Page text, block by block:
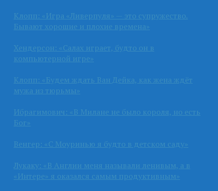
Клопп: «Игра «Ливерпуля» — это супружество.
Бывают хорошие и плохие времена»
Хендерсон: «Салах играет, будто он в
компьютерной игре»
Клопп: «Будем ждать Ван Дейка, как жена ждёт
мужа из тюрьмы»
Ибрагимович: «В Милане не было короля, но есть
Бог»
Венгер: «С Моуринью я будто в детском саду»
Лукаку: «В Англии меня называли ленивым, а в
«Интере» я оказался самым продуктивным»